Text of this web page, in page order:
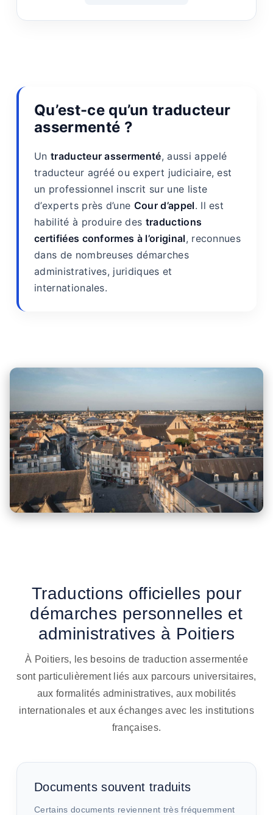
Qu’est-ce qu’un traducteur
assermenté ?
Un traducteur assermenté, aussi appelé
traducteur agréé ou expert judiciaire, est
un professionnel inscrit sur une liste
d’experts près d’une Cour d’appel. Il est
habilité à produire des traductions
certifiées conformes à l’original, reconnues
dans de nombreuses démarches
administratives, juridiques et
internationales.
Traductions officielles pour
démarches personnelles et
administratives à Poitiers
À Poitiers, les besoins de traduction assermentée
sont particulièrement liés aux parcours universitaires,
aux formalités administratives, aux mobilités
internationales et aux échanges avec les institutions
françaises.
Documents souvent traduits
Certains documents reviennent très fréquemment